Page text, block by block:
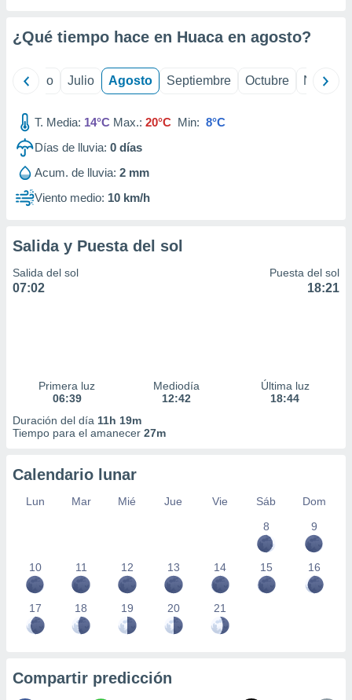
publicidad
de
¿Qué tiempo hace en Huaca en agosto?
Junio Julio Agosto Septiembre Octubre
T. Media: 14°C Max.: 20°C Min: 8°C
Días de lluvia: 0 días
Acum. de lluvia: 2 mm
Viento medio: 10 km/h
Salida y Puesta del sol
Salida del sol
07:02
Puesta del sol
18:21
Primera luz
06:39
Mediodía
12:42
Última luz
18:44
Duración del día 11h 19m
Tiempo para el amanecer 27m
Calendario lunar
Lun Mar Mié Jue Vie Sáb
Dom
8
9
10 11 12 13 14 15 16
17 18 19 20 21
Compartir predicción